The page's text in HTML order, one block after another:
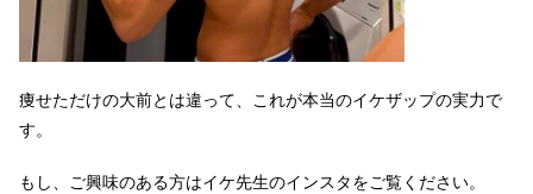
痩せただけの大前とは違って、これが本当のイケザップの実力で
す。
もし、ご興味のある方はイケ先生のインスタをご覧ください。